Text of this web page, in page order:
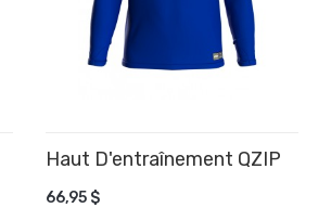
Haut D'entraînement QZIP
66,95 $